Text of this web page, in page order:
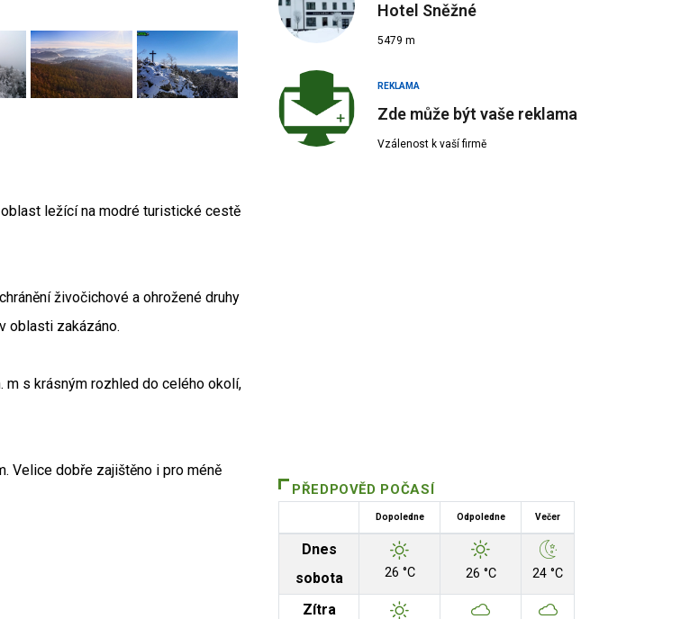
ležící na modré turistické cestě
živočichové a ohrožené druhy
oblasti zakázáno.
m s krásným rozhled do celého okolí,
Velice dobře zajištěno i pro méně
Hotel Sněžné
5479 m
REKLAMA
Zde může být vaše reklama
Vzálenost k vaší firmě
PŘEDPOVĚD POČASÍ
Dopoledne Odpoledne Večer
Dnes
sobota
26 °C 26 °C 24 °C
Zítra